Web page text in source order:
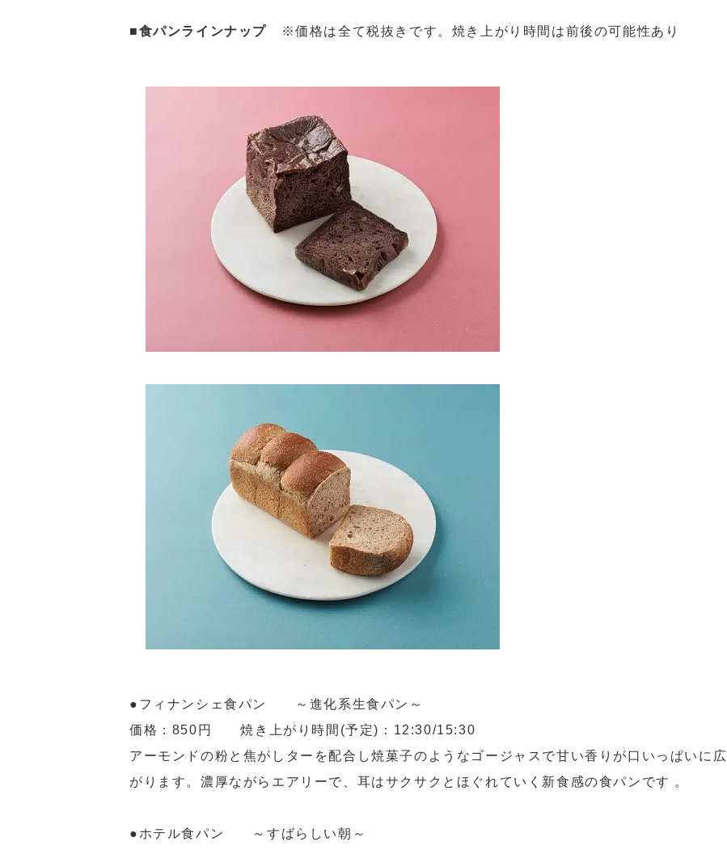
■食パンラインナップ ※価格は全て税抜きです。焼き上がり時間は前後の可能性あり
●フィナンシェ食パン ～進化系生食パン～
価格：850円 焼き上がり時間(予定)：12:30/15:30
アーモンドの粉と焦がしターを配合し焼菓子のようなゴージャスで甘い香りが口いっぱいに広
がります。濃厚ながらエアリーで、耳はサクサクとほぐれていく新食感の食パンです 。
●ホテル食パン ～すばらしい朝～